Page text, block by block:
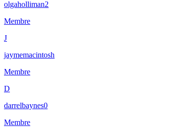
olgaholliman2
Membre
J
jaymemacintosh
Membre
D
darrelbaynes0
Membre